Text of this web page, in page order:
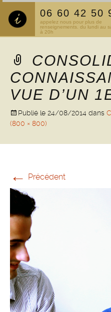
06 60 42 50
appelez nous pour plus de
renseignements. du lundi au
à 20h
VUE D’UN
Publié le 24/08/2014 dans
(800 × 800)
← Précédent